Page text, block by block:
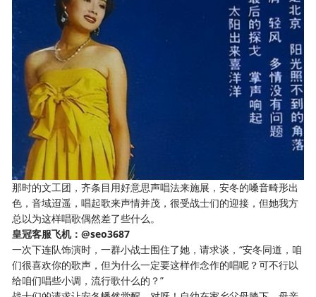
那时的文工团，齐条目用好意思声唱法来施展，安冬的嗓音畸形出
色，音域迢遥，唱起歌来声情并茂，很受战士们的迎接，但她我方
总以为这样唱歌偶然差了些什么。
皇冠客服飞机：@seo3687
一次下连队饰演时，一群小战士围住了她，请求谈，“安冬同道，咱
们很喜欢你的歌声，但为什么一定要这样作念作的唱呢？可不行以
给咱们唱些小调，流行歌什么的？”